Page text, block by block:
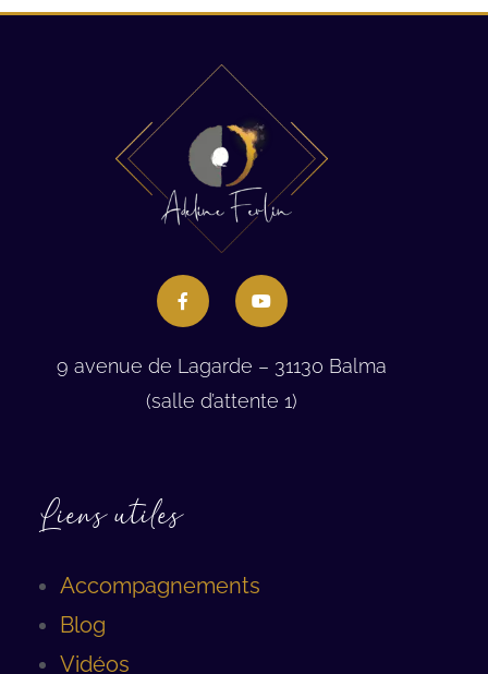
9 avenue de Lagarde – 31130 Balma
(salle d’attente 1)
Liens utiles
Accompagnements
Blog
Vidéos